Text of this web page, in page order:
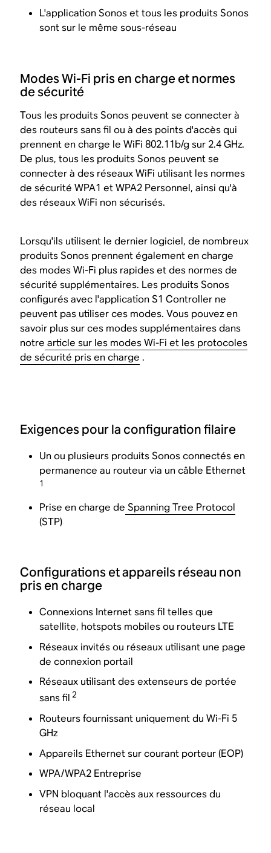
L'application Sonos et tous les produits Sonos
sont sur le même sous-réseau
Modes Wi-Fi pris en charge et normes
de sécurité
Tous les produits Sonos peuvent se connecter à
des routeurs sans fil ou à des points d'accès qui
prennent en charge le WiFi 802.11b/g sur 2.4 GHz.
De plus, tous les produits Sonos peuvent se
connecter à des réseaux WiFi utilisant les normes
de sécurité WPA1 et WPA2 Personnel, ainsi qu'à
des réseaux WiFi non sécurisés.
Lorsqu'ils utilisent le dernier logiciel, de nombreux
produits Sonos prennent également en charge
des modes Wi-Fi plus rapides et des normes de
sécurité supplémentaires. Les produits Sonos
configurés avec l'application S1 Controller ne
peuvent pas utiliser ces modes. Vous pouvez en
savoir plus sur ces modes supplémentaires dans
notre article sur les modes Wi-Fi et les protocoles
de sécurité pris en charge .
Exigences pour la configuration filaire
Un ou plusieurs produits Sonos connectés en
permanence au routeur via un câble Ethernet
1
Prise en charge de Spanning Tree Protocol
(STP)
Configurations et appareils réseau non
pris en charge
Connexions Internet sans fil telles que
satellite, hotspots mobiles ou routeurs LTE
Réseaux invités ou réseaux utilisant une page
de connexion portail
Réseaux utilisant des extenseurs de portée
sans fil 2
Routeurs fournissant uniquement du Wi-Fi 5
GHz
Appareils Ethernet sur courant porteur (EOP)
WPA/WPA2 Entreprise
VPN bloquant l'accès aux ressources du
réseau local